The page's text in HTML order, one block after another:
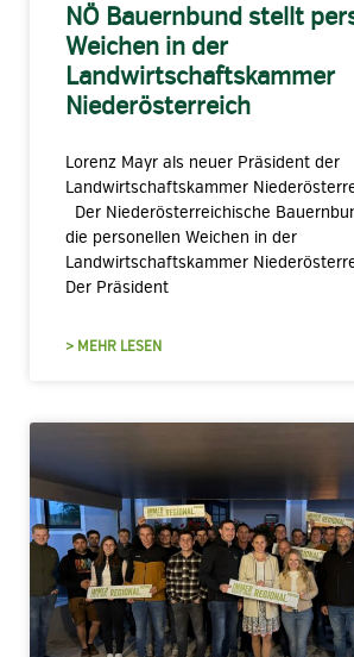
NÖ Bauernbund stellt
Weichen in der
Landwirtschaftskammer
Niederösterreich
Lorenz Mayr als neuer Präsident der
Landwirtschaftskammer
Der Niederösterreichische
die personellen Weichen in der
Landwirtschaftskammer
Der Präsident
> MEHR LESEN